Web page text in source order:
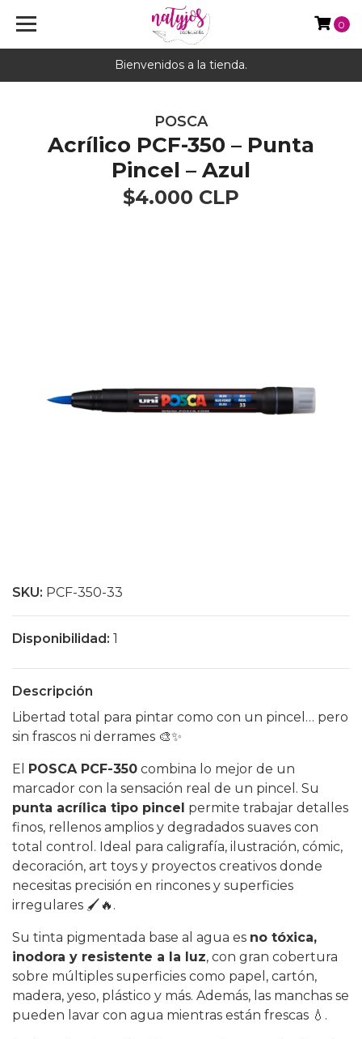
Bienvenidos a la tienda.
0
POSCA
Acrílico PCF-350 – Punta
Pincel – Azul
$4.000 CLP
SKU: PCF-350-33
Disponibilidad: 1
Descripción
Libertad total para pintar como con un pincel… pero
sin frascos ni derrames 🎨✨
El POSCA PCF-350 combina lo mejor de un
marcador con la sensación real de un pincel. Su
punta acrílica tipo pincel permite trabajar detalles
finos, rellenos amplios y degradados suaves con
total control. Ideal para caligrafía, ilustración, cómic,
decoración, art toys y proyectos creativos donde
necesitas precisión en rincones y superficies
irregulares 🖌️🔥.
Su tinta pigmentada base al agua es no tóxica,
inodora y resistente a la luz, con gran cobertura
sobre múltiples superficies como papel, cartón,
madera, yeso, plástico y más. Además, las manchas se
pueden lavar con agua mientras están frescas 💧.